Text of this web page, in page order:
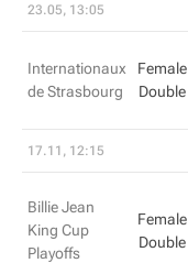
23.05, 13:05
Internationaux
de Strasbourg
Female
Double
17.11, 12:15
Billie Jean
King Cup
Playoffs
Female
Double